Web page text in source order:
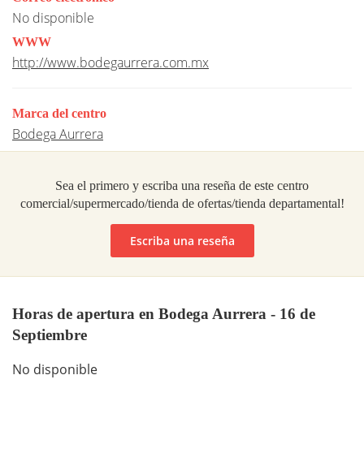
No disponible
WWW
http://www.bodegaurrera.com.mx
Marca del centro
Bodega Aurrera
Sea el primero y escriba una reseña de este centro
comercial/supermercado/tienda de ofertas/tienda departamental!
Escriba una reseña
Horas de apertura en Bodega Aurrera - 16 de
Septiembre
No disponible